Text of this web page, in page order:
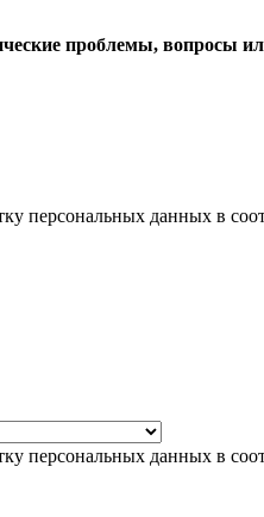
проблемы, вопросы
персональных данных в
персональных данных в